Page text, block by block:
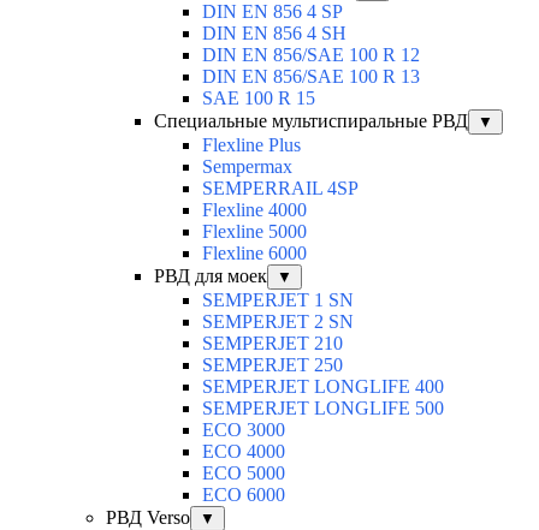
DIN EN 856 4 SP
DIN EN 856 4 SH
DIN EN 856/SAE 100 R 12
DIN EN 856/SAE 100 R 13
SAE 100 R 15
Специальные мультиспиральные РВД
▼
Flexline Plus
Sempermax
SEMPERRAIL 4SP
Flexline 4000
Flexline 5000
Flexline 6000
РВД для моек
▼
SEMPERJET 1 SN
SEMPERJET 2 SN
SEMPERJET 210
SEMPERJET 250
SEMPERJET LONGLIFE 400
SEMPERJET LONGLIFE 500
ECO 3000
ECO 4000
ECO 5000
ECO 6000
РВД Verso
▼